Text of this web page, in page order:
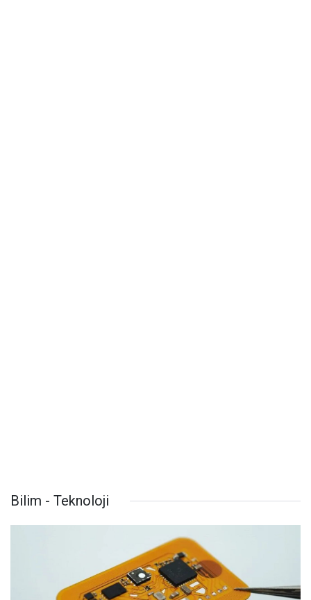
Bilim - Teknoloji